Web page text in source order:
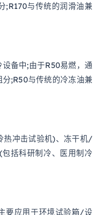
;R170与传统的润滑油兼
备中;由于R50易燃，通
;R50与传统的冷冻油兼
热冲击试验机)、冻干机/
括科研制冷、医用制冷
要应用于环境试验箱/设